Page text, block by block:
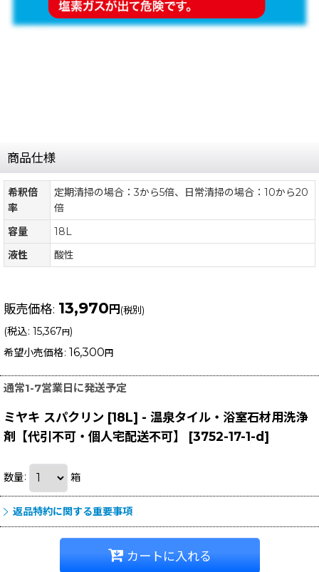
商品仕様
希釈倍
率
定期清掃の場合：3から5倍、日常清掃の場合：10から20
倍
容量
18L
液性
酸性
販売価格: 13,970円(税別)
(税込: 15,367円)
希望小売価格: 16,300円
通常1-7営業日に発送予定
ミヤキ スパクリン [18L] - 温泉タイル・浴室石材用洗浄
剤【代引不可・個人宅配送不可】
[3752-17-1-d]
数量: 箱
返品特約に関する重要事項
カートに入れる